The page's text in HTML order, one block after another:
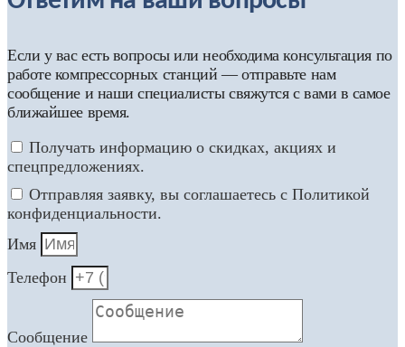
Если у вас есть вопросы или необходима консультация по
работе компрессорных станций — отправьте нам
сообщение и наши специалисты свяжутся с вами в самое
ближайшее время.
Получать информацию о скидках, акциях и
спецпредложениях.
Отправляя заявку, вы соглашаетесь с Политикой
конфиденциальности.
Имя
Телефон
Сообщение